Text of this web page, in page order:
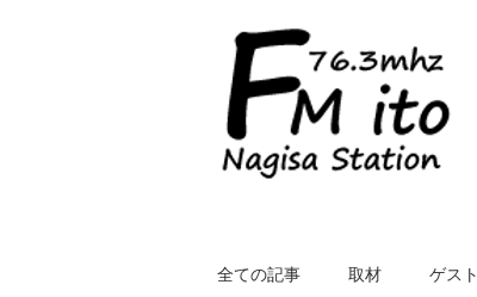
全ての記事 取材 ゲスト